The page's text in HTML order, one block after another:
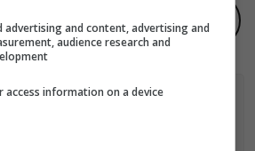
ως προτεινόμενη πηγή στην Google
MONOPOLI.GR ΚΑΙ ΣΤΟ INSTAGRAM!
advertising and content, advertising and
audience research and
access information on a device